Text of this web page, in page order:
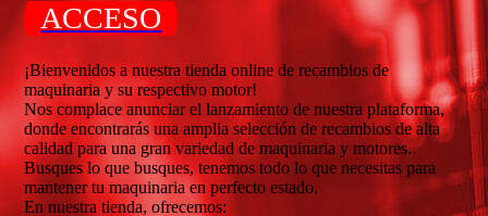
ACCESO
¡Bienvenidos a nuestra tienda online de recambios de
maquinaria y su respectivo motor!
Nos complace anunciar el lanzamiento de nuestra plataforma,
donde encontrarás una amplia selección de recambios de alta
calidad para una gran variedad de maquinaria y motores.
Busques lo que busques, tenemos todo lo que necesitas para
mantener tu maquinaria en perfecto estado.
En nuestra tienda, ofrecemos: